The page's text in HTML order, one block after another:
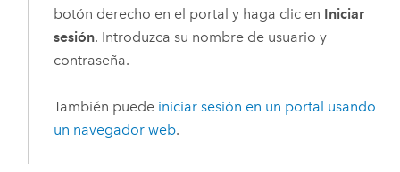
botón derecho en el portal y haga clic en Iniciar
sesión. Introduzca su nombre de usuario y
contraseña.
También puede iniciar sesión en un portal usando
un navegador web.